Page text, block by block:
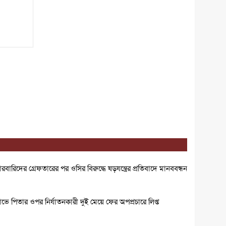
গ্রেফতারের পর ওসির বিরুদ্ধে ষড়যন্ত্রের প্রতিবাদে মানববন্ধন
পিতার ওপর নির্যাতনকারী দুই মেয়ে ফের অপপ্রচারে লিপ্ত